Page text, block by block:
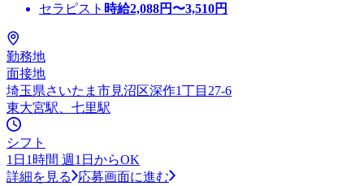
セラピスト 時給2,088円〜3,510円
勤務地
面接地
埼玉県さいたま市見沼区深作1丁目27-6
東大宮駅、七里駅
シフト
1日1時間 週1日からOK
詳細を見る
応募画面に進む